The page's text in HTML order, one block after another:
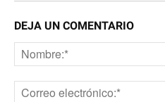
DEJA UN COMENTARIO